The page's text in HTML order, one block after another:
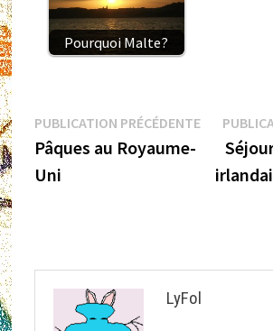
Pourquoi Malte?
Navigation
de
PUBLICATION PRÉCÉDENTE
Pâques au Royaume-
Uni
LyFol